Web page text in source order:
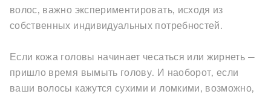
волос, важно экспериментировать, исходя из
собственных индивидуальных потребностей.
Если кожа головы начинает чесаться или жирнеть —
пришло время вымыть голову. И наоборот, если
ваши волосы кажутся сухими и ломкими, возможно,